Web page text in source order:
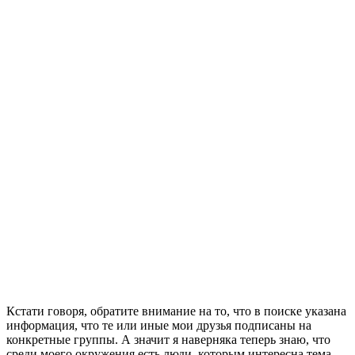
Кстати говоря, обратите внимание на то, что в поиске указана
информация, что те или иные мои друзья подписаны на
конкретные группы. А значит я наверняка теперь знаю, что